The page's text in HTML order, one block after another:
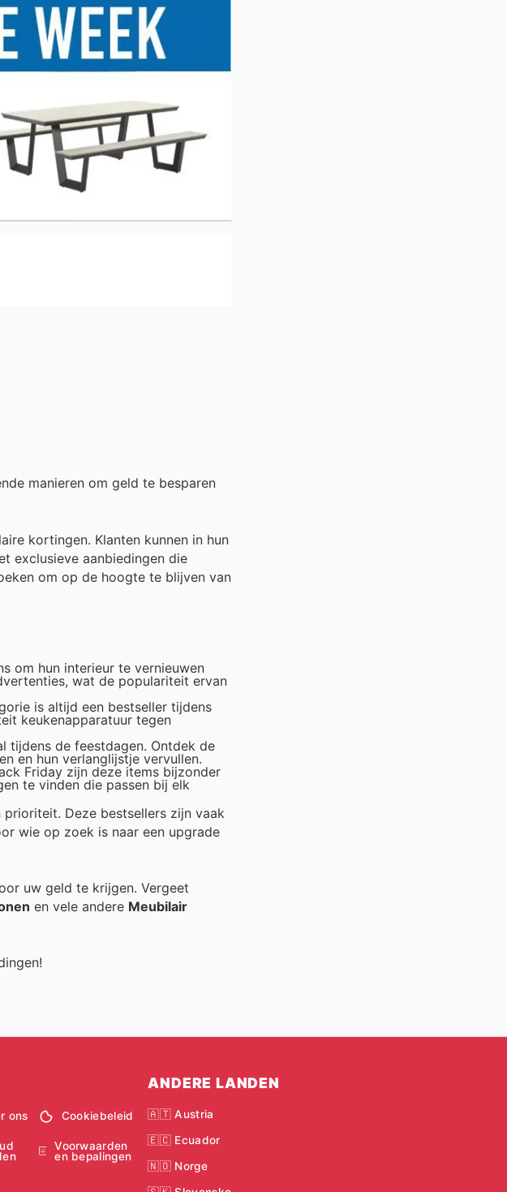
manieren om geld te besparen
kortingen. Klanten kunnen in hun
exclusieve aanbiedingen die
om op de hoogte te blijven van
om hun interieur te vernieuwen
wat de populariteit ervan
is altijd een bestseller tijdens
keukenapparatuur tegen
tijdens de feestdagen. Ontdek de
en hun verlanglijstje vervullen.
Friday zijn deze items bijzonder
te vinden die passen bij elk
Deze bestsellers zijn vaak
wie op zoek is naar een upgrade
uw geld te krijgen. Vergeet
en vele andere Meubilair
ons Cookiebeleid
Voorwaarden
en bepalingen
ANDERE LANDEN
🇦🇹 Austria
🇪🇨 Ecuador
🇳🇴 Norge